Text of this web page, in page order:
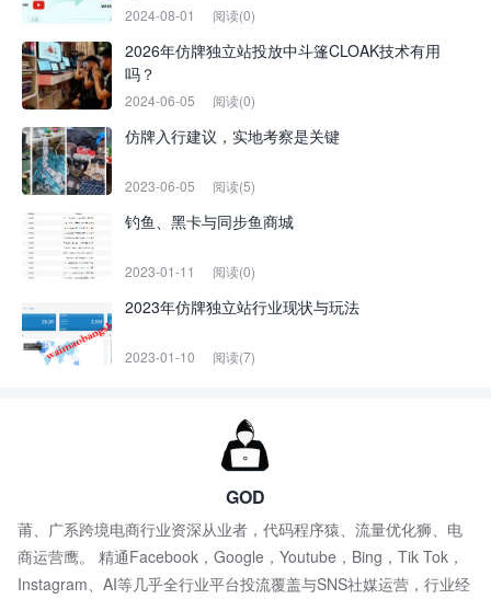
2024-08-01 阅读(0)
2026年仿牌独立站投放中斗篷CLOAK技术有用
吗？
2024-06-05 阅读(0)
仿牌入行建议，实地考察是关键
2023-06-05 阅读(5)
钓鱼、黑卡与同步鱼商城
2023-01-11 阅读(0)
2023年仿牌独立站行业现状与玩法
2023-01-10 阅读(7)
GOD
莆、广系跨境电商行业资深从业者，代码程序猿、流量优化狮、电
商运营鹰。 精通Facebook，Google，Youtube，Bing，Tik Tok，
Instagram、AI等几乎全行业平台投流覆盖与SNS社媒运营，行业经